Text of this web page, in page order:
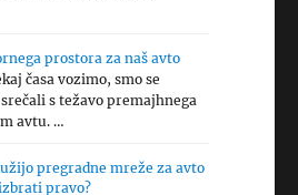
prostora za naš avto
časa vozimo, smo se
s težavo premajhnega
avtu. …
pregradne mreže za avto
pravo?